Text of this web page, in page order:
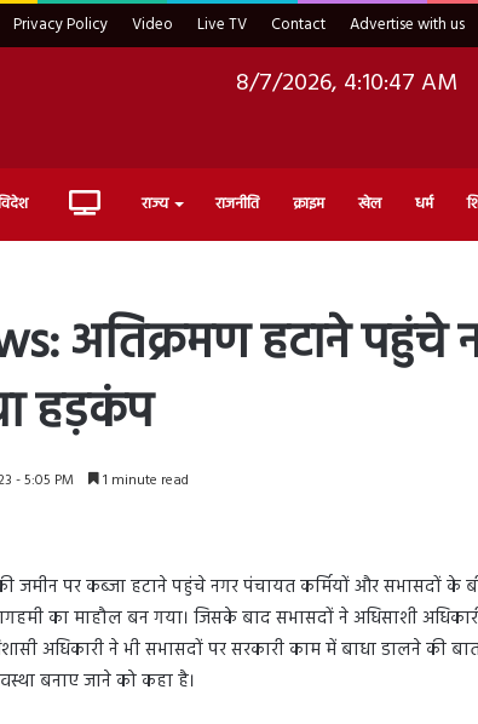
Privacy Policy Video Live TV Contact Advertise with us
8/7/2026, 4:10:48 AM
Live राज्य राजनीति क्राइम खेल धर्म
अतिक्रमण हटाने पहुंचे
हड़कंप
- 5:05 PM 1 minute read
जमीन पर कब्जा हटाने पहुंचे नगर पंचायत कर्मियों और सभासदों के
का माहौल बन गया। जिसके बाद सभासदों ने अधिसाशी
अधिकारी ने भी सभासदों पर सरकारी काम में बाधा डालने की
बनाए जाने को कहा है।